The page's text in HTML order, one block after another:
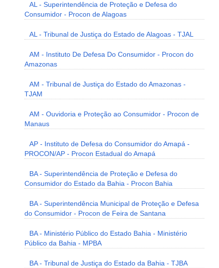
AL - Superintendência de Proteção e Defesa do
Consumidor - Procon de Alagoas
AL - Tribunal de Justiça do Estado de Alagoas - TJAL
AM - Instituto De Defesa Do Consumidor - Procon do
Amazonas
AM - Tribunal de Justiça do Estado do Amazonas -
TJAM
AM - Ouvidoria e Proteção ao Consumidor - Procon de
Manaus
AP - Instituto de Defesa do Consumidor do Amapá -
PROCON/AP - Procon Estadual do Amapá
BA - Superintendência de Proteção e Defesa do
Consumidor do Estado da Bahia - Procon Bahia
BA - Superintendência Municipal de Proteção e Defesa
do Consumidor - Procon de Feira de Santana
BA - Ministério Público do Estado Bahia - Ministério
Público da Bahia - MPBA
BA - Tribunal de Justiça do Estado da Bahia - TJBA